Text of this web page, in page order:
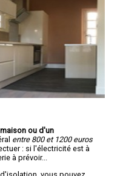
ou d'un
entre 800 et 1200 euros
: si l'électricité est à
à prévoir...